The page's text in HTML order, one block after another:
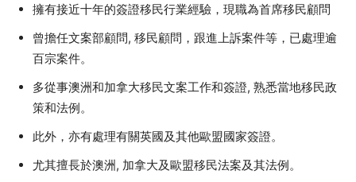
擁有接近十年的簽證移民行業經驗，現職為首席移民顧問
曾擔任文案部顧問, 移民顧問，跟進上訴案件等，已處理逾
百宗案件。
多從事澳洲和加拿大移民文案工作和簽證, 熟悉當地移民政
策和法例。
此外，亦有處理有關英國及其他歐盟國家簽證。
尤其擅長於澳洲, 加拿大及歐盟移民法案及其法例。